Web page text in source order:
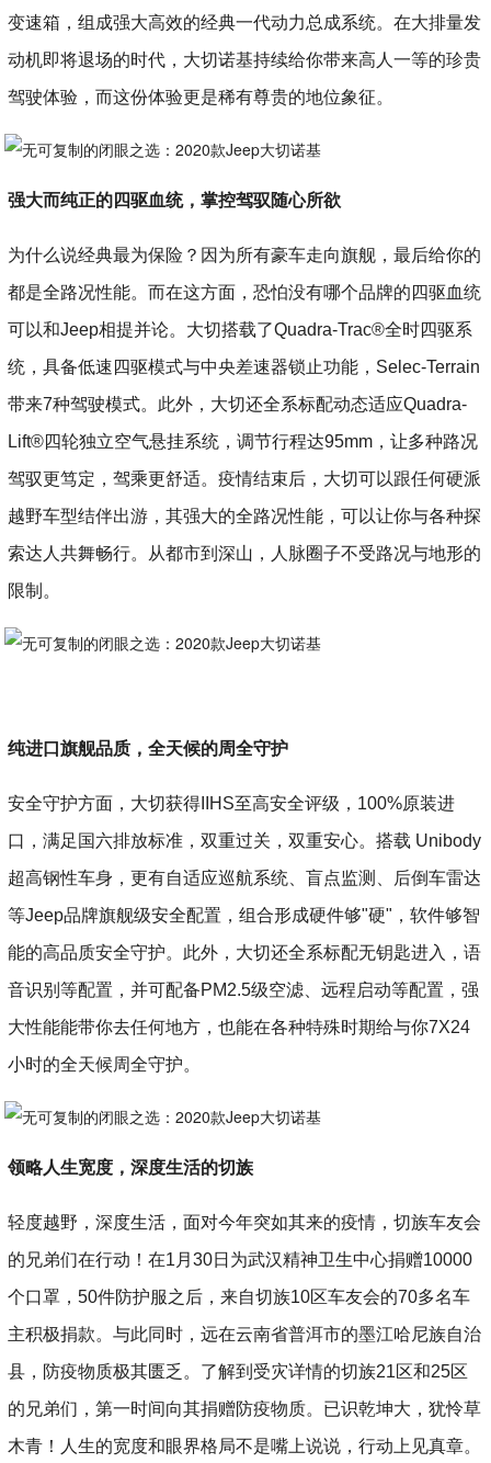
变速箱，组成强大高效的经典一代动力总成系统。在大排量发
动机即将退场的时代，大切诺基持续给你带来高人一等的珍贵
驾驶体验，而这份体验更是稀有尊贵的地位象征。
强大而纯正的四驱血统，掌控驾驭随心所欲
为什么说经典最为保险？因为所有豪车走向旗舰，最后给你的
都是全路况性能。而在这方面，恐怕没有哪个品牌的四驱血统
可以和Jeep相提并论。大切搭载了Quadra-Trac®全时四驱系
统，具备低速四驱模式与中央差速器锁止功能，Selec-Terrain
带来7种驾驶模式。此外，大切还全系标配动态适应Quadra-
Lift®四轮独立空气悬挂系统，调节行程达95mm，让多种路况
驾驭更笃定，驾乘更舒适。疫情结束后，大切可以跟任何硬派
越野车型结伴出游，其强大的全路况性能，可以让你与各种探
索达人共舞畅行。从都市到深山，人脉圈子不受路况与地形的
限制。
纯进口旗舰品质，全天候的周全守护
安全守护方面，大切获得IIHS至高安全评级，100%原装进
口，满足国六排放标准，双重过关，双重安心。搭载 Unibody
超高钢性车身，更有自适应巡航系统、盲点监测、后倒车雷达
等Jeep品牌旗舰级安全配置，组合形成硬件够"硬"，软件够智
能的高品质安全守护。此外，大切还全系标配无钥匙进入，语
音识别等配置，并可配备PM2.5级空滤、远程启动等配置，强
大性能能带你去任何地方，也能在各种特殊时期给与你7X24
小时的全天候周全守护。
领略人生宽度，深度生活的切族
轻度越野，深度生活，面对今年突如其来的疫情，切族车友会
的兄弟们在行动！在1月30日为武汉精神卫生中心捐赠10000
个口罩，50件防护服之后，来自切族10区车友会的70多名车
主积极捐款。与此同时，远在云南省普洱市的墨江哈尼族自治
县，防疫物质极其匮乏。了解到受灾详情的切族21区和25区
的兄弟们，第一时间向其捐赠防疫物质。已识乾坤大，犹怜草
木青！人生的宽度和眼界格局不是嘴上说说，行动上见真章。